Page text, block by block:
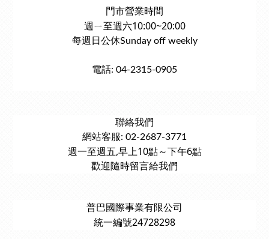
門市營業時間
週ㄧ至週六10:00~20:00
每週日公休Sunday off weekly
電話: 04-2315-0905
聯絡我們
網站客服: 02-2687-3771
週一至週五,早上10點～下午6點
歡迎隨時留言給我們
普巴國際事業有限公司
統一編號24728298